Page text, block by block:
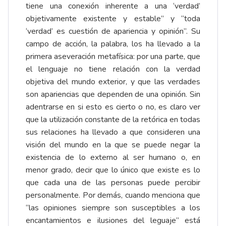
tiene una conexión inherente a una ‘verdad’
objetivamente existente y estable” y “toda
‘verdad’ es cuestión de apariencia y opinión”. Su
campo de acción, la palabra, los ha llevado a la
primera aseveración metafísica: por una parte, que
el lenguaje no tiene relación con la verdad
objetiva del mundo exterior, y que las verdades
son apariencias que dependen de una opinión. Sin
adentrarse en si esto es cierto o no, es claro ver
que la utilización constante de la retórica en todas
sus relaciones ha llevado a que consideren una
visión del mundo en la que se puede negar la
existencia de lo externo al ser humano o, en
menor grado, decir que lo único que existe es lo
que cada una de las personas puede percibir
personalmente. Por demás, cuando menciona que
“las opiniones siempre son susceptibles a los
encantamientos e ilusiones del leguaje” está